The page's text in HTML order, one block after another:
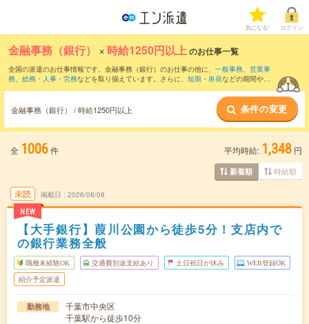
気になる! ログイン
金融事務（銀行） × 時給1250円以上のお仕事一覧
全国の派遣のお仕事情報です。金融事務（銀行）のお仕事の他に、 一般事務、 営業事
務、 総務・人事・労務などを取り揃えています。さらに、 短期 ・ 単発などの期間や、
金融事務（銀行） / 時給1250円以上 条件の変更
全 1006件 平均時給: 1,348 円
新着順 時給順
未読
NEW
掲載日 2026/08/08
【大手銀行】葭川公園から徒歩5分！支店内で
の銀行業務全般
職種未経験OK 交通費別途支給あり 土日祝日が休み WEB登録OK
紹介予定派遣
勤務地
千葉市中央区
千葉駅から徒歩10分